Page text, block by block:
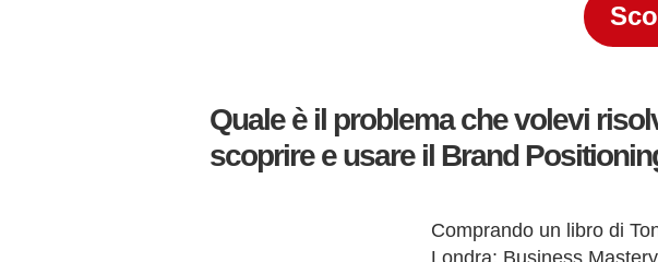
Quale è il problema che volevi
scoprire e usare il Brand
Comprando un libro di
Londra: Business